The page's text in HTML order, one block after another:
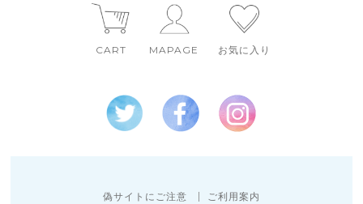
CART MAPAGE お気に入り
偽サイトにご注意 ご利用案内